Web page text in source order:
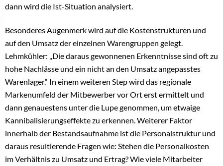
dann wird die Ist-Situation analysiert.
Besonderes Augenmerk wird auf die Kostenstrukturen und
auf den Umsatz der einzelnen Warengruppen gelegt.
Lehmkühler: „Die daraus gewonnenen Erkenntnisse sind oft zu
hohe Nachlässe und ein nicht an den Umsatz angepasstes
Warenlager.“ In einem weiteren Step wird das regionale
Markenumfeld der Mitbewerber vor Ort erst ermittelt und
dann genauestens unter die Lupe genommen, um etwaige
Kannibalisierungseffekte zu erkennen. Weiterer Faktor
innerhalb der Bestandsaufnahme ist die Personalstruktur und
daraus resultierende Fragen wie: Stehen die Personalkosten
im Verhältnis zu Umsatz und Ertrag? Wie viele Mitarbeiter